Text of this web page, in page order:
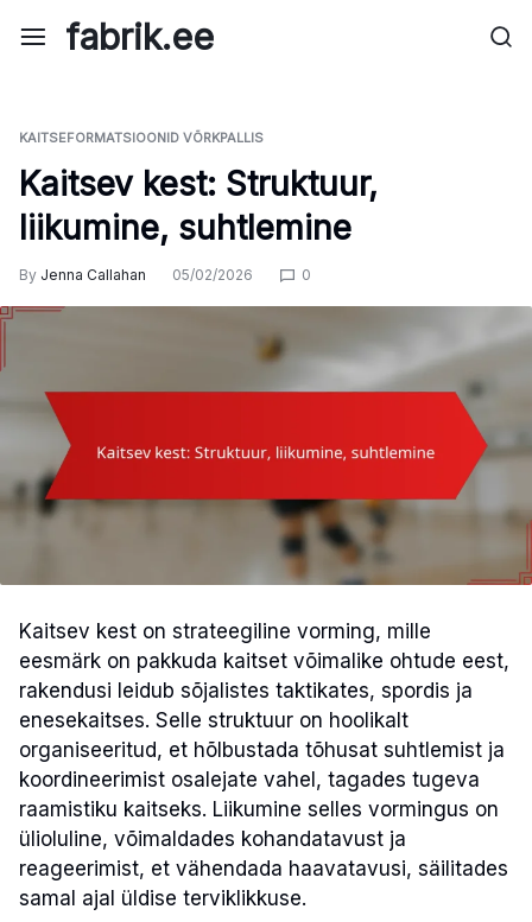
fabrik.ee
KAITSEFORMATSIOONID VÕRKPALLIS
Kaitsev kest: Struktuur,
liikumine, suhtlemine
By Jenna Callahan 05/02/2026 0
Kaitsev kest on strateegiline vorming, mille
eesmärk on pakkuda kaitset võimalike ohtude eest,
rakendusi leidub sõjalistes taktikates, spordis ja
enesekaitses. Selle struktuur on hoolikalt
organiseeritud, et hõlbustada tõhusat suhtlemist ja
koordineerimist osalejate vahel, tagades tugeva
raamistiku kaitseks. Liikumine selles vormingus on
ülioluline, võimaldades kohandatavust ja
reageerimist, et vähendada haavatavusi, säilitades
samal ajal üldise terviklikkuse.